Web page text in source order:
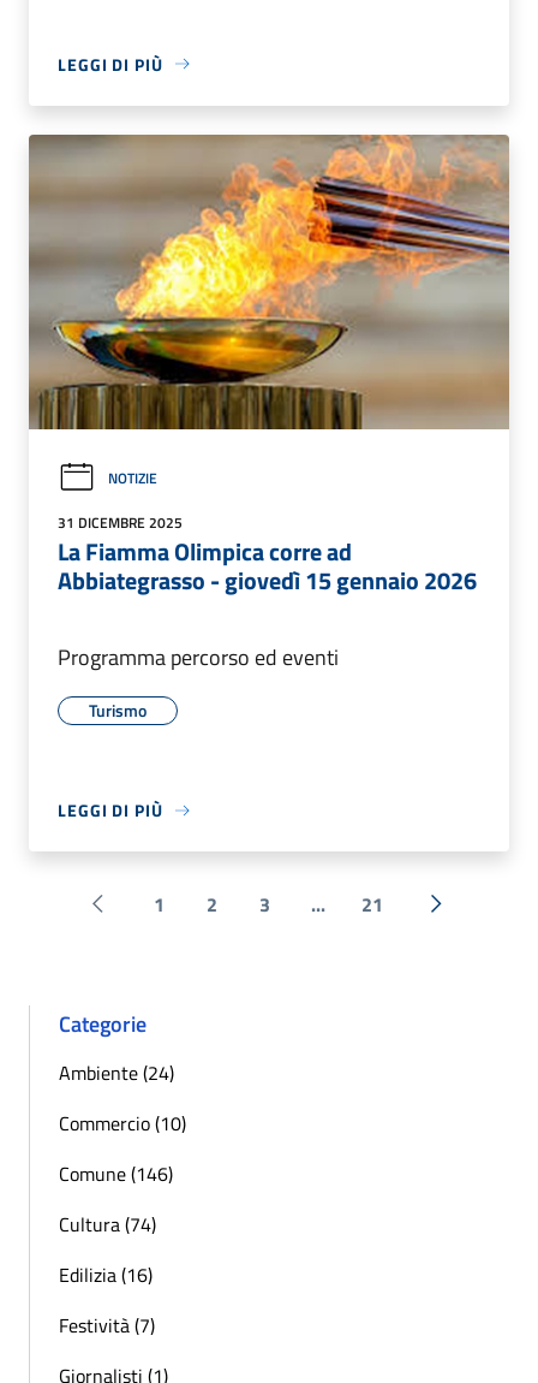
LEGGI DI PIÙ
NOTIZIE
31 DICEMBRE 2025
La Fiamma Olimpica corre ad
Abbiategrasso - giovedì 15 gennaio 2026
Programma percorso ed eventi
Turismo
LEGGI DI PIÙ
Pagina precedente
1 2 3 ... 21 Successiva
Categorie
Ambiente (24)
Commercio (10)
Comune (146)
Cultura (74)
Edilizia (16)
Festività (7)
Giornalisti (1)